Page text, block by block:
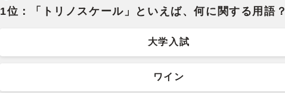
1位：「トリノスケール」といえば、何に関する用語？
大学入試
ワイン